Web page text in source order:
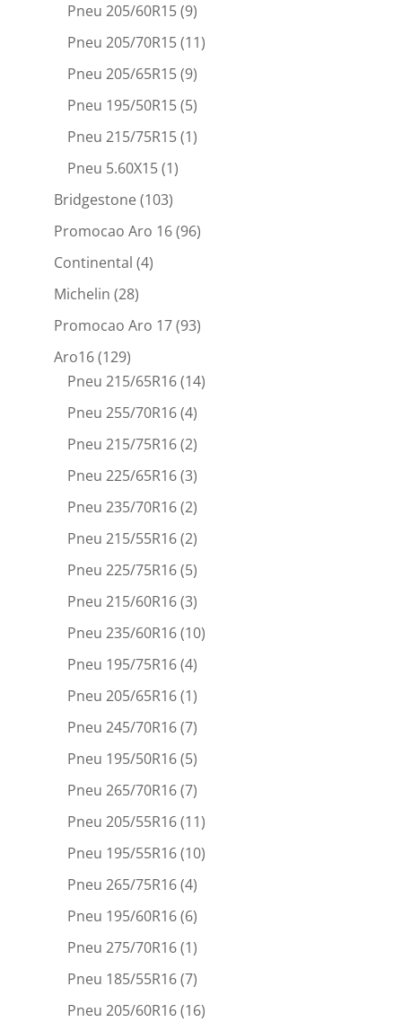
Pneu 205/60R15(9)
Pneu 205/70R15(11)
Pneu 205/65R15(9)
Pneu 195/50R15(5)
Pneu 215/75R15(1)
Pneu 5.60X15(1)
Bridgestone(103)
Promocao Aro 16(96)
Continental (4)
Michelin (28)
Promocao Aro 17(93)
Aro16(129)
Pneu 215/65R16(14)
Pneu 255/70R16(4)
Pneu 215/75R16(2)
Pneu 225/65R16(3)
Pneu 235/70R16(2)
Pneu 215/55R16(2)
Pneu 225/75R16(5)
Pneu 215/60R16(3)
Pneu 235/60R16(10)
Pneu 195/75R16(4)
Pneu 205/65R16(1)
Pneu 245/70R16(7)
Pneu 195/50R16(5)
Pneu 265/70R16(7)
Pneu 205/55R16(11)
Pneu 195/55R16(10)
Pneu 265/75R16(4)
Pneu 195/60R16(6)
Pneu 275/70R16(1)
Pneu 185/55R16(7)
Pneu 205/60R16(16)